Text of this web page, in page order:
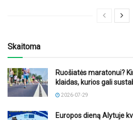
Skaitoma
Ruošiatės maratonui?
klaidas, kurios gali
2026-07-29
Europos dieną Alytuje